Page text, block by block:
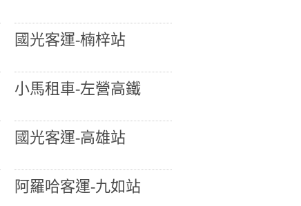
國光客運-楠梓站
小馬租車-左營高鐵
國光客運-高雄站
阿羅哈客運-九如站